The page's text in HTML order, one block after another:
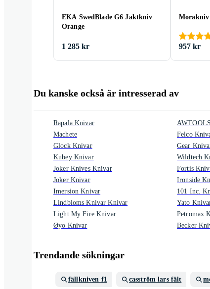
EKA SwedBlade G6 Jaktkniv
Orange
1 285 kr
Morakniv
957 kr
Du kanske också är intresserad av
Rapala Knivar
Machete
Glock Knivar
Kubey Knivar
Joker Knives Knivar
Joker Knivar
Imersion Knivar
Lindbloms Knivar Knivar
Light My Fire Knivar
Øyo Knivar
Felco
Gear
Wildtech
Fortis
Ironside
101 Inc.
Yato
Petromax
Becker
Trendande sökningar
fällkniven f1 casström lars fält